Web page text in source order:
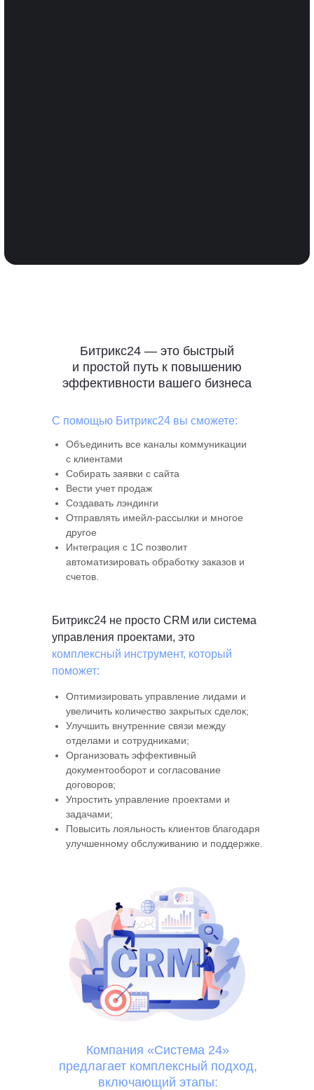
Компания «Система 24»
предлагает комплексный подход,
включающий этапы:
Оптимизировать управление лидами и
увеличить количество закрытых сделок;
Улучшить внутренние связи между
отделами и сотрудниками;
Организовать эффективный
документооборот и согласование
договоров;
Упростить управление проектами и
задачами;
Повысить лояльность клиентов благодаря
улучшенному обслуживанию и поддержке.
Битрикс24 не просто CRM или система
управления проектами, это
комплексный инструмент, который
поможет:
Объединить все каналы коммуникации
с клиентами
Собирать заявки с сайта
Вести учет продаж
Создавать лэндинги
Отправлять имейл-рассылки и многое
другое
Интеграция с 1С позволит
автоматизировать обработку заказов и
счетов.
С помощью Битрикс24 вы сможете:
Битрикс24 — это быстрый
и простой путь к повышению
эффективности вашего бизнеса